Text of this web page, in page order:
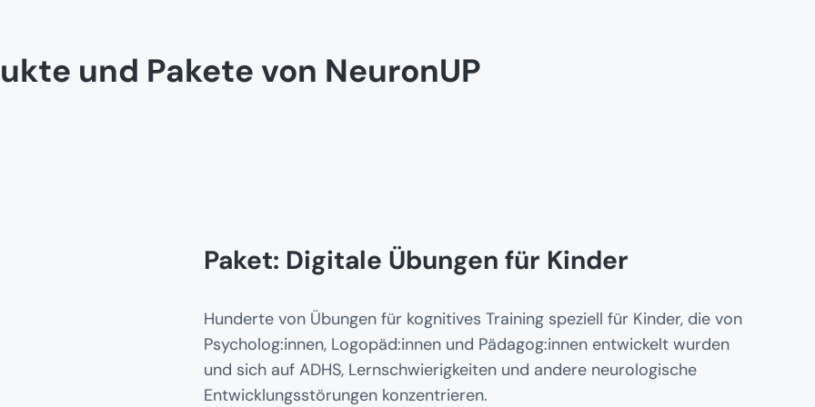
und Pakete von NeuronUP
Paket: Digitale Übungen für Kinder
Hunderte von Übungen für kognitives Training speziell für Kinder, die von
Psycholog:innen, Logopäd:innen und Pädagog:innen entwickelt wurden
und sich auf ADHS, Lernschwierigkeiten und andere neurologische
Entwicklungsstörungen konzentrieren.